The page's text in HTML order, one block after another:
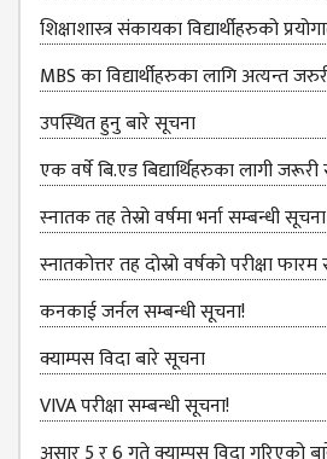
COURSES
BACHELOR
MANAGEMENT(BBS)
EDUCATION(B.ED)
HUMANITIES (BA)
MASTER
EDUCATION(M.ED)
MANAGEMENT
(MBS)
ACADEMIC
शिक्षाशास्त्र संकायका विद्यार्थीहरुको
MBS का विद्यार्थीहरुका लागि अत्यन्त
उपस्थित हुनु बारे सूचना
एक वर्षे बि.एड बिद्यार्थिहरुका लागी
स्‍नातक तह तेस्रो वर्षमा भर्ना सम्बन्धी
स्नातकोत्तर तह दोस्रो वर्षको परीक्षा
कनकाई जर्नल सम्बन्धी सूचना!
क्याम्पस विदा बारे सूचना
VIVA परीक्षा सम्बन्‍धी सूचना!